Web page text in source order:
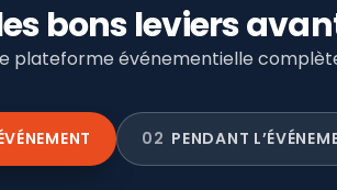
bons leviers
plateforme événementielle
02 PENDANT